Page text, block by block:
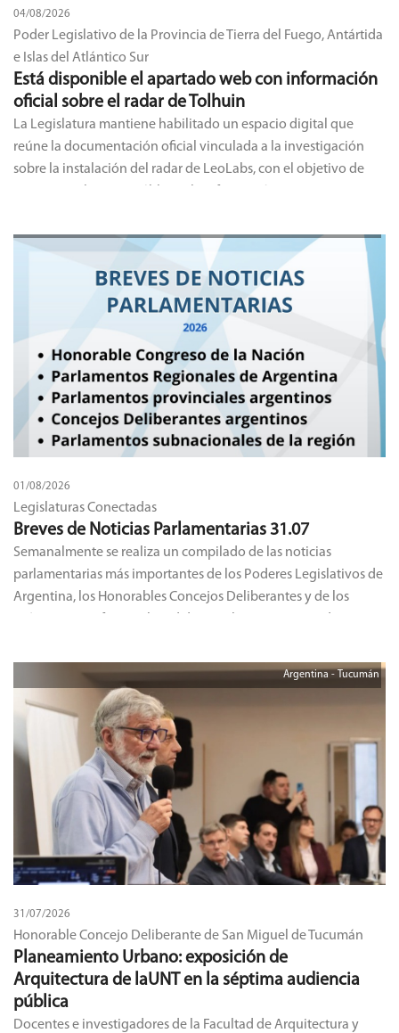
04/08/2026
Poder Legislativo de la Provincia de Tierra del Fuego, Antártida
e Islas del Atlántico Sur
Está disponible el apartado web con información
oficial sobre el radar de Tolhuin
La Legislatura mantiene habilitado un espacio digital que
reúne la documentación oficial vinculada a la investigación
sobre la instalación del radar de LeoLabs, con el objetivo de
01/08/2026
Legislaturas Conectadas
Breves de Noticias Parlamentarias 31.07
Semanalmente se realiza un compilado de las noticias
parlamentarias más importantes de los Poderes Legislativos de
Argentina, los Honorables Concejos Deliberantes y de los
31/07/2026
Honorable Concejo Deliberante de San Miguel de Tucumán
Argentina - Tucumán
Planeamiento Urbano: exposición de
Arquitectura de laUNT en la séptima audiencia
pública
Docentes e investigadores de la Facultad de Arquitectura y